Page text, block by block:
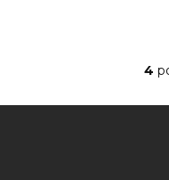
4